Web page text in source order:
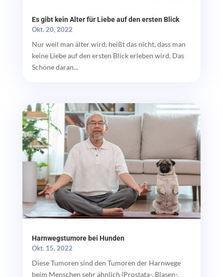
Es gibt kein Alter für Liebe auf den ersten Blick
Okt. 20, 2022
Nur weil man älter wird, heißt das nicht, dass man
keine Liebe auf den ersten Blick erleben wird. Das
Schöne daran...
Harnwegstumore bei Hunden
Okt. 15, 2022
Diese Tumoren sind den Tumoren der Harnwege
beim Menschen sehr ähnlich (Prostata-, Blasen-,